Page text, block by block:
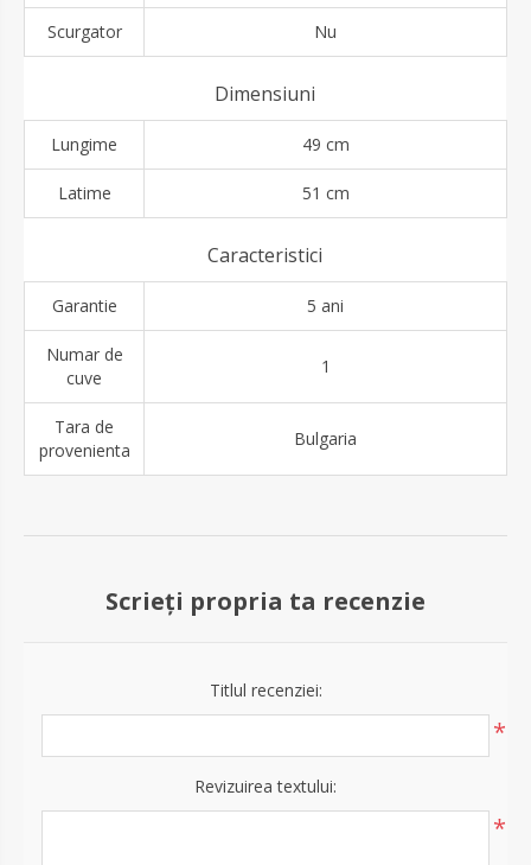
Scurgator Nu
Dimensiuni
Lungime 49 cm
Latime 51 cm
Caracteristici
Garantie 5 ani
Numar de
cuve
1
Tara de
provenienta
Bulgaria
Scrieți propria ta recenzie
Titlul recenziei:
*
Revizuirea textului:
*